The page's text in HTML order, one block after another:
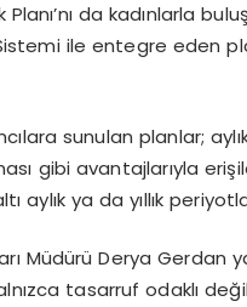
Planı’nı da kadınlarla
Sistemi ile entegre eden
sunulan planlar;
gibi avantajlarıyla
aylık ya da yıllık
Müdürü Derya Gerdan
tasarruf odaklı